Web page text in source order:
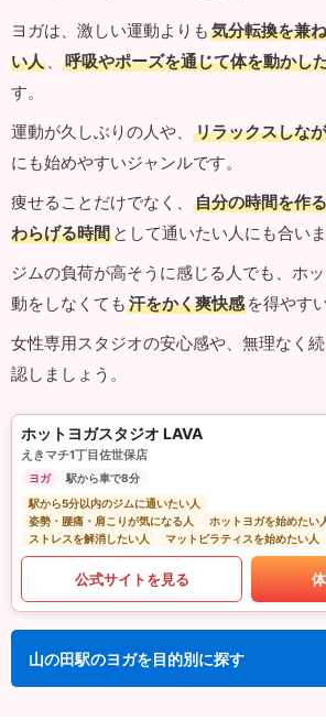
ヨガは、激しい運動よりも 気分転換を兼
い人 、 呼吸やポーズを通じて体を動かし
す。
運動が久しぶりの人や、
リラックスしな
にも始めやすいジャンルです。
痩せることだけでなく、
自分の時間を作
わらげる時間 として通いたい人にも合いま
ジムの負荷が高そうに感じる人でも、ホ
動をしなくても 汗をかく爽快感 を得やす
女性専用スタジオの安心感や、無理なく
認しましょう。
ホットヨガスタジオ LAVA
えきマチ1丁目佐世保店
ヨガ
駅から車で8分
駅から5分以内のジムに通いたい人
姿勢・腰痛・肩こりが気になる人
ホットヨガを始めたい
ストレスを解消したい人
マットピラティスを始めたい人
公式サイトを見る
山の田駅のヨガを目的別に探す